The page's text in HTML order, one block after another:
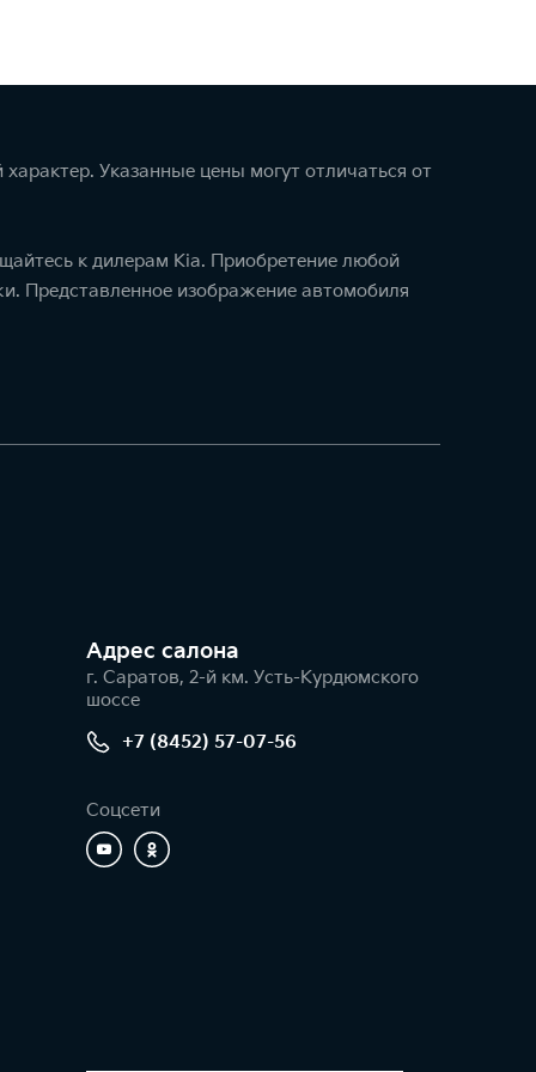
Указанные цены могут отличаться от
к дилерам Kia. Приобретение любой
Представленное изображение автомобиля
Адрес салонa
г. Саратов, 2-й км. Усть-Курдюмского
шоссе
+7 (8452) 57-07-56
Соцсети